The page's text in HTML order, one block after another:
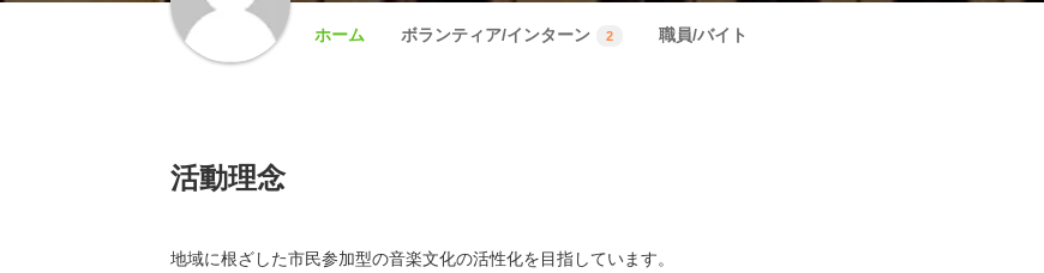
ホーム ボランティア/インターン 2 職員/バイト
活動理念
地域に根ざした市民参加型の音楽文化の活性化を目指しています。